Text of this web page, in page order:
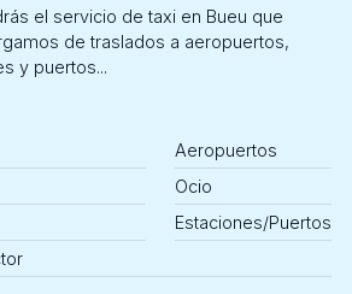
el servicio de taxi en Bueu que
de traslados a aeropuertos,
y puertos...
Aeropuertos
Ocio
Estaciones/Puertos